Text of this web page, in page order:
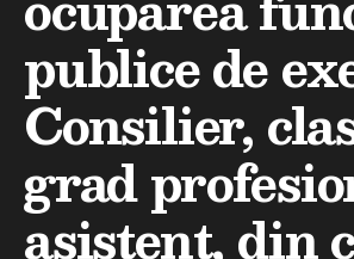
publice de
Consilier,
grad
asistent, din